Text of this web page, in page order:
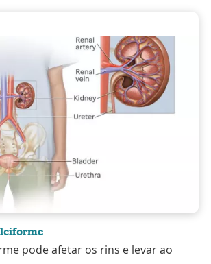
pode afetar os rins e levar ao